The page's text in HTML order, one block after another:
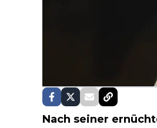
Nach seiner